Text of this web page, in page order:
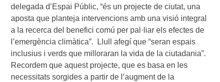
delegada d’Espai Públic, “és un projecte de ciutat, una
aposta que planteja intervencions amb una visió integral
a la recerca del benefici comú per pal·liar els efectes de
l’emergència climàtica”. Llull afegí que “seran espais
inclusius i verds que milloraran la vida de la ciutadania”.
Recordem que aquest projecte, que es basa en les
necessitats sorgides a partir de l’augment de la